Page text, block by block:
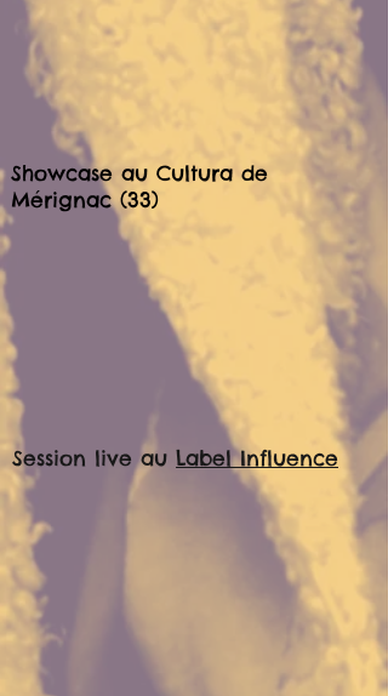
Showcase au Cultura de
Mérignac (33)
Session live au Label Influence